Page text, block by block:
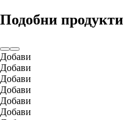
Подобни продукти
Добави
Добави
Добави
Добави
Добави
Добави